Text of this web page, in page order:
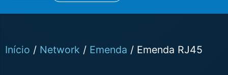
Início / Network / Emenda / Emenda RJ45